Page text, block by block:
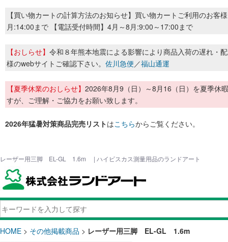
【買い物カートの計算方法のお知らせ】買い物カートご利用のお客
月:14:00まで 【電話受付時間】4月～8月:9:00～17:00まで
【おしらせ】 令和８年熊本地震による影響により商品入荷の遅れ・
様のwebサイトご確認下さい。 佐川急便／福山通運
【夏季休業のおしらせ】 2026年8月9（日）～8月16（日）を夏季休
すが、ご理解・ご協力をお願い致します。
2026年猛暑対策商品完売リストはこちらからご覧ください。
レーザー用三脚 EL-GL 1.6m | ハイビスカス測量用品のランドアート
HOME > その他掲載商品 > レーザー用三脚 EL-GL 1.6m